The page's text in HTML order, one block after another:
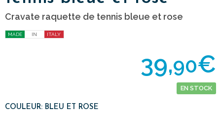
Cravate raquette de tennis bleue et rose
MADE IN ITALY
39,90€
EN STOCK
COULEUR: BLEU ET ROSE